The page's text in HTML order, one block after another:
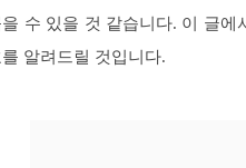
을 수 있을 것 같습니다. 이 글에
알려드릴 것입니다.